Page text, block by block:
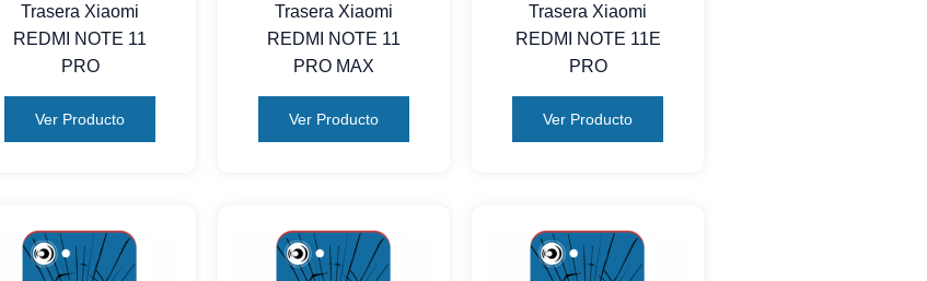
Trasera Xiaomi
REDMI NOTE 11
PRO
Ver Producto
Trasera Xiaomi
REDMI NOTE 11
PRO MAX
Ver Producto
Trasera Xiaomi
REDMI NOTE 11E
PRO
Ver Producto